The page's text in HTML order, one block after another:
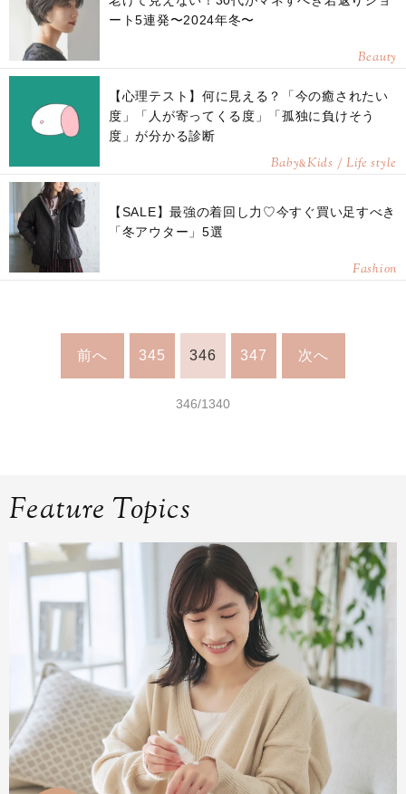
ート5連発〜2024年冬〜
Beauty
【心理テスト】何に見える？「今の癒されたい
度」「人が寄ってくる度」「孤独に負けそう
度」が分かる診断
Baby&Kids / Life style
【SALE】最強の着回し力♡今すぐ買い足すべき
「冬アウター」5選
Fashion
前へ 345 346 347 次へ
346/1340
Feature Topics